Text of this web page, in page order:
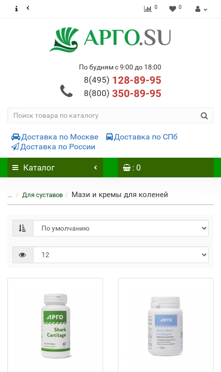
0 0
По будням с 9:00 до 18:00
8(495) 128-89-95
8(800) 350-89-95
Доставка по Москве
Доставка по СПб
Доставка по России
Каталог : 0
... Для суставов Мази и кремы для коленей